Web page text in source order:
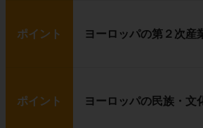
ポイント ヨーロッパの第２次産
ポイント ヨーロッパの民族・文